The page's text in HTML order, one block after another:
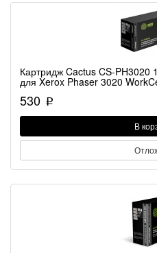
Картридж Cactus CS-PH3020
для Xerox Phaser 3020
530 p
В